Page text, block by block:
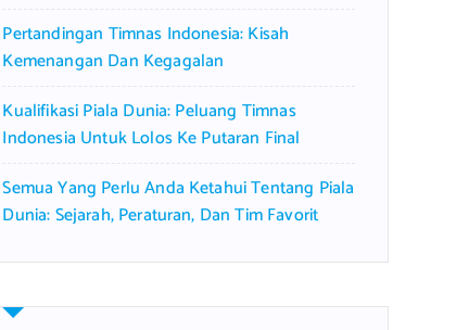
Pertandingan Timnas Indonesia: Kisah
Kemenangan Dan Kegagalan
Kualifikasi Piala Dunia: Peluang Timnas
Indonesia Untuk Lolos Ke Putaran Final
Semua Yang Perlu Anda Ketahui Tentang Piala
Dunia: Sejarah, Peraturan, Dan Tim Favorit